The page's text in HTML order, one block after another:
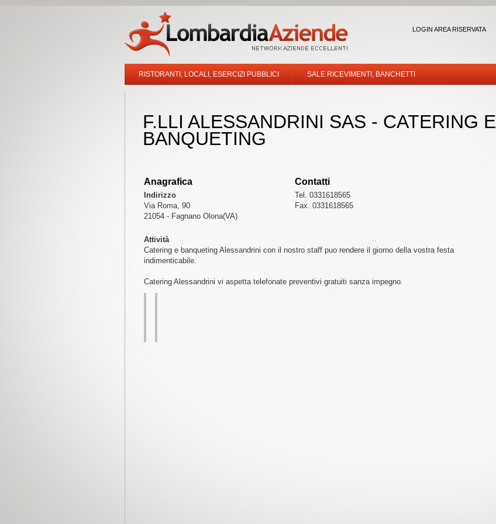
LOGIN AREA RISERVATA
RISTORANTI, LOCALI, ESERCIZI PUBBLICI SALE RICEVIMENTI, BANCHETTI
F.LLI ALESSANDRINI SAS - CATERING E
BANQUETING
Anagrafica
Indirizzo
Via Roma, 90
21054 - Fagnano Olona(VA)
Contatti
Tel. 0331618565
Fax. 0331618565
Attività
Catering e banqueting Alessandrini con il nostro staff puo rendere il giorno della vostra festa
indimenticabile.
Catering Alessandrini vi aspetta telefonate preventivi gratuiti sanza impegno.